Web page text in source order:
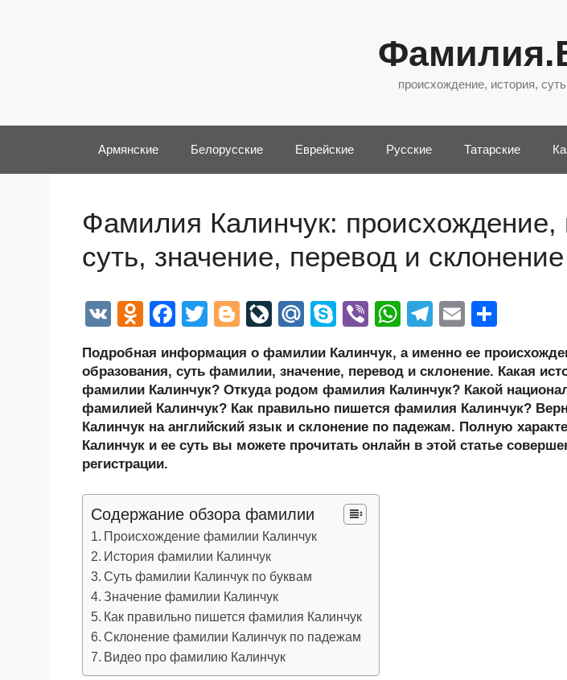
происхождение, история,
Армянские Белорусские Еврейские Русские Татарские
Фамилия Калинчук: происхождение,
суть, значение, перевод и
V
O
n
o
kl
a
ss
ni
ki
F
c
e
b
o
k
T
tt
er
Bl
g
g
er
Li
e
J
o
ur
al
M
.R
u
S
p
e
Vi
er
W
at
s
A
p
T
e
gr
a
m
E
ail р
а
в
и
Подробная информация о фамилии Калинчук, а именно ее
образования, суть фамилии, значение, перевод и склонение. Какая
фамилии Калинчук? Откуда родом фамилия Калинчук? Какой
фамилией Калинчук? Как правильно пишется фамилия Калинчук?
Калинчук на английский язык и склонение по падежам. Полную
Калинчук и ее суть вы можете прочитать онлайн в этой статье
регистрации.
Содержание обзора фамилии
Происхождение фамилии Калинчук
История фамилии Калинчук
Суть фамилии Калинчук по буквам
Значение фамилии Калинчук
Как правильно пишется фамилия Калинчук
Склонение фамилии Калинчук по падежам
Видео про фамилию Калинчук